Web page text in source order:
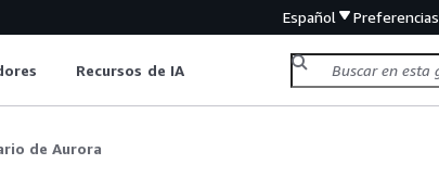
Español Preferencias
Recursos de IA
de Aurora